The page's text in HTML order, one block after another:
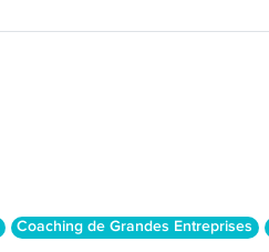
Coaching de Grandes Entreprises